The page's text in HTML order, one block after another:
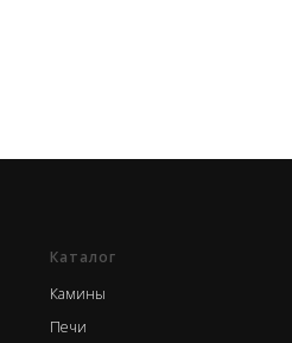
Каталог
Камины
Печи